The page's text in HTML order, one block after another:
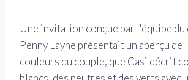
Une invitation conçue par l'équipe du
Penny Layne présentait un aperçu de
couleurs du couple, que Casi décrit